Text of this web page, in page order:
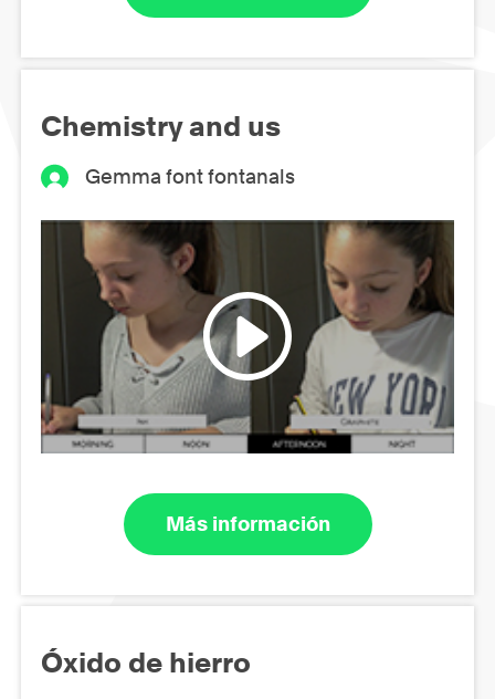
Chemistry and us
Gemma font fontanals
Más información
Óxido de hierro